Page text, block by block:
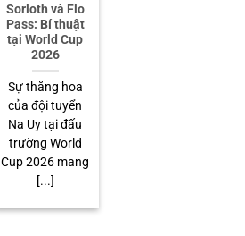
Sorloth và Flo
Pass: Bí thuật
tại World Cup
2026
Sự thăng hoa
của đội tuyển
Na Uy tại đấu
trường World
Cup 2026 mang
[...]